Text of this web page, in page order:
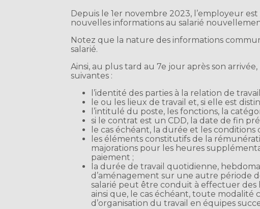
Depuis le 1er novembre 2023, l’employeur
nouvelles informations au salarié
Notez que la nature des informations
salarié.
Ainsi, au plus tard au 7e jour après son
suivantes :
l’identité des parties à la relation de
le ou les lieux de travail et, si elle est
l’intitulé du poste, les fonctions, la
si le contrat est un CDD, la date de fin
le cas échéant, la durée et les conditions
les éléments constitutifs de la
majorations pour les heures
paiement ;
la durée de travail quotidienne,
d’aménagement sur une autre période
salarié peut être conduit à effectuer
ainsi que, le cas échéant, toute modalité
d’organisation du travail en équipes